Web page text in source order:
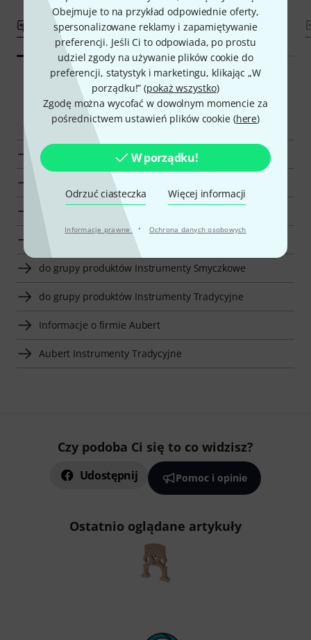
Obejmuje to na przykład odpowiednie oferty,
spersonalizowane reklamy i zapamiętywanie
preferencji. Jeśli Ci to odpowiada, po prostu
udziel zgody na używanie plików cookie do
preferencji, statystyk i marketingu, klikając „W
porządku!” (pokaż wszystko)
Zgodę można wycofać w dowolnym momencie za
pośrednictwem ustawień plików cookie (here)
W porządku!
Odrzuć ciasteczka Więcej informacji
Informacje prawne · Ochrona danych osobowych
porównaj porównaj
Smart Navigator
Wyświetl Aubert Mostki do Wiolonczeli
pokaż Mostki do Wiolonczeli w cenie od 180 zł - 220 zł
do grupy produktów Mostki do Wiolonczeli
do grupy produktów Akcesoria do Wiolonczeli
do grupy produktów Instrumenty Smyczkowe
do grupy produktów Instrumenty Tradycyjne
Informacje o firmie Aubert
Aubert Instrumenty Tradycyjne
Czy podoba Ci się to co widzisz?
Udostępnij Pomoc i opinie
Ostatnio oglądane artykuły